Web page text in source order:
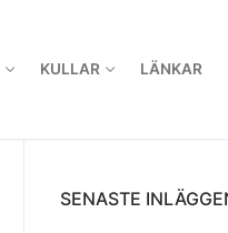
KULLAR LÄNKAR
SENASTE